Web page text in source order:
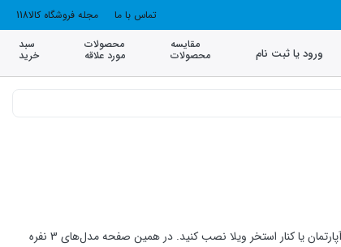
تماس با ما مجله فروشگاه کالا118
ورود یا ثبت نام
مقایسه
محصولات
محصولات
مورد علاقه
سبد
خرید
است که می‌توانید آن را در حمام‌های بزرگ، بالکن و تراس آپارتمان یا کنار استخر ویلا نصب کنید. در همین صفحه مدل‌های 3 نفره